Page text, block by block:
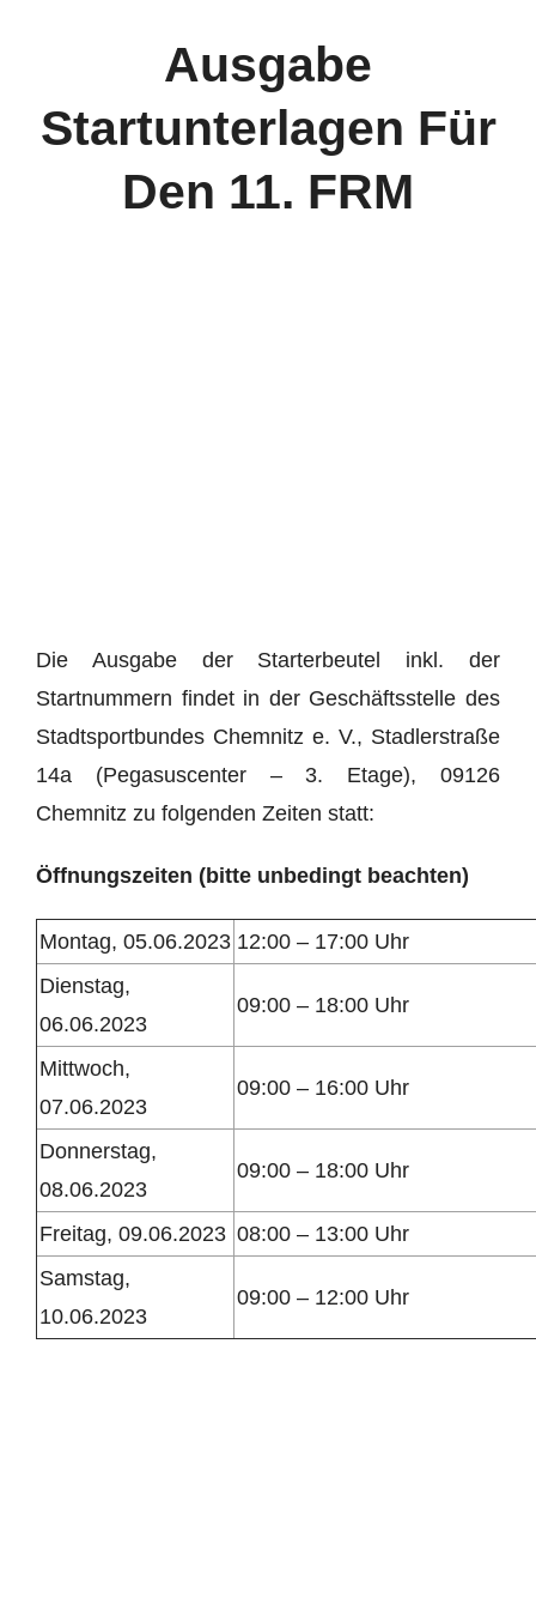
Ausgabe
Startunterlagen Für
Den 11. FRM
Die Ausgabe der Starterbeutel inkl. der
Startnummern findet in der Geschäftsstelle des
Stadtsportbundes Chemnitz e. V., Stadlerstraße
14a (Pegasuscenter – 3. Etage), 09126
Chemnitz zu folgenden Zeiten statt:
Öffnungszeiten (bitte unbedingt beachten)
Montag, 05.06.2023 12:00 – 17:00 Uhr
Dienstag,
06.06.2023
09:00 – 18:00 Uhr
Mittwoch,
07.06.2023
09:00 – 16:00 Uhr
Donnerstag,
08.06.2023
09:00 – 18:00 Uhr
Freitag, 09.06.2023 08:00 – 13:00 Uhr
Samstag,
10.06.2023
09:00 – 12:00 Uhr